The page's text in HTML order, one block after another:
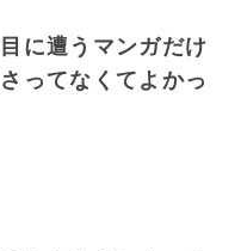
に遭うマンガだけ
ってなくてよかっ